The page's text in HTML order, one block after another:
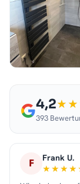
4,2
393
F Frank U.